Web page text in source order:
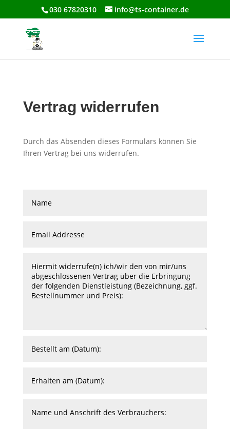
030 67820310 info@ts-container.de
Vertrag widerrufen
Durch das Absenden dieses Formulars können Sie
Ihren Vertrag bei uns widerrufen.